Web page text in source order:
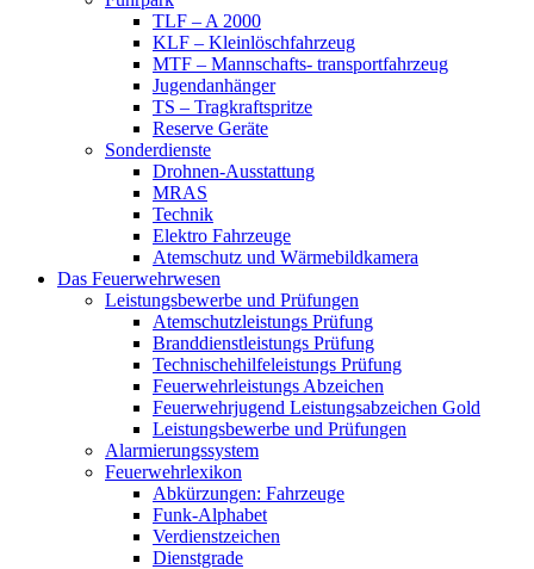
TLF – A 2000
KLF – Kleinlöschfahrzeug
MTF – Mannschafts- transportfahrzeug
Jugendanhänger
TS – Tragkraftspritze
Reserve Geräte
Sonderdienste
Drohnen-Ausstattung
MRAS
Technik
Elektro Fahrzeuge
Atemschutz und Wärmebildkamera
Das Feuerwehrwesen
Leistungsbewerbe und Prüfungen
Atemschutzleistungs Prüfung
Branddienstleistungs Prüfung
Technischehilfeleistungs Prüfung
Feuerwehrleistungs Abzeichen
Feuerwehrjugend Leistungsabzeichen Gold
Leistungsbewerbe und Prüfungen
Alarmierungssystem
Feuerwehrlexikon
Abkürzungen: Fahrzeuge
Funk-Alphabet
Verdienstzeichen
Dienstgrade